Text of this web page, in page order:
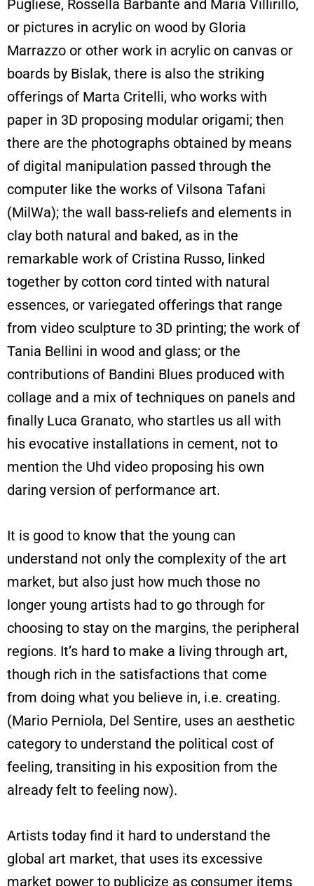
Pugliese, Rossella Barbante and Maria Villirillo,
or pictures in acrylic on wood by Gloria
Marrazzo or other work in acrylic on canvas or
boards by Bislak, there is also the striking
offerings of Marta Critelli, who works with
paper in 3D proposing modular origami; then
there are the photographs obtained by means
of digital manipulation passed through the
computer like the works of Vilsona Tafani
(MilWa); the wall bass-reliefs and elements in
clay both natural and baked, as in the
remarkable work of Cristina Russo, linked
together by cotton cord tinted with natural
essences, or variegated offerings that range
from video sculpture to 3D printing; the work of
Tania Bellini in wood and glass; or the
contributions of Bandini Blues produced with
collage and a mix of techniques on panels and
finally Luca Granato, who startles us all with
his evocative installations in cement, not to
mention the Uhd video proposing his own
daring version of performance art.
It is good to know that the young can
understand not only the complexity of the art
market, but also just how much those no
longer young artists had to go through for
choosing to stay on the margins, the peripheral
regions. It’s hard to make a living through art,
though rich in the satisfactions that come
from doing what you believe in, i.e. creating.
(Mario Perniola, Del Sentire, uses an aesthetic
category to understand the political cost of
feeling, transiting in his exposition from the
already felt to feeling now).
Artists today find it hard to understand the
global art market, that uses its excessive
market power to publicize as consumer items